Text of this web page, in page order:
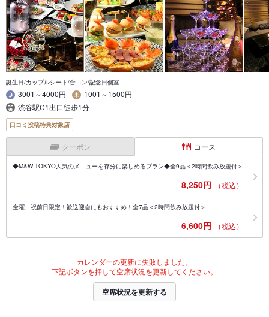
誕生日/カップルシート/合コン/記念日個室
3001～4000円
1001～1500円
渋谷駅C1出口徒歩1分
口コミ投稿特典対象店
クーポン コース
◆M&W TOKYO人気のメニューを存分に楽しめるプラン◆全9品＜2時間飲み放題付＞
8,250円 （税込）
金曜、祝前日限定！歓送迎会にもおすすめ！全7品＜2時間飲み放題付＞
6,600円 （税込）
カレンダーの更新に失敗しました。
下記ボタンを押して空席状況を更新してください。
空席状況を更新する